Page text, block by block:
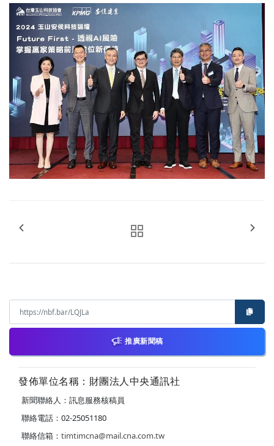
推廣新聞稿
發佈單位名稱：財團法人中央通訊社
新聞聯絡人：訊息服務核稿員
聯絡電話：02-25051180
聯絡信箱： timtimcna@mail.cna.com.tw